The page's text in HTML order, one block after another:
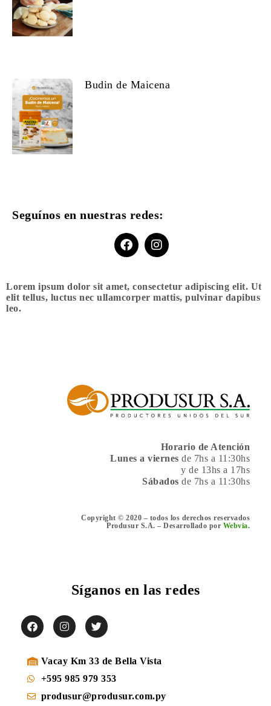
Budin de Maicena
Seguínos en nuestras redes:
Lorem ipsum dolor sit amet, consectetur adipiscing elit. Ut
elit tellus, luctus nec ullamcorper mattis, pulvinar dapibus
leo.
Síganos en las redes
Vacay Km 33 de Bella Vista
+595 985 979 353
produsur@produsur.com.py
Horario de Atención
Lunes a viernes de 7hs a 11:30hs
y de 13hs a 17hs
Sábados de 7hs a 11:30hs
Copyright © 2020 – todos los derechos reservados
Produsur S.A. – Desarrollado por Webvia.